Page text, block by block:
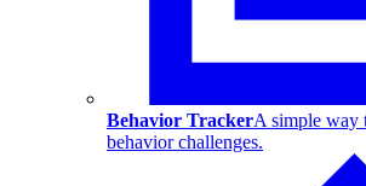
Behavior TrackerA simple way
behavior challenges.